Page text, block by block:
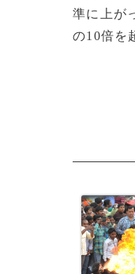
準に上が
の10倍を